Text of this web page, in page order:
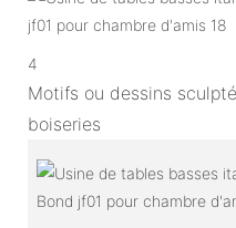
4
Motifs ou dessins
boiseries